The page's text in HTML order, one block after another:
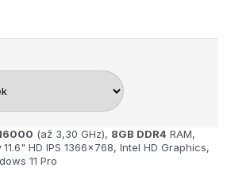
(až 3,30 GHz), 8GB DDR4 RAM,
11.6" HD IPS 1366x768, Intel HD Graphics,
11 Pro